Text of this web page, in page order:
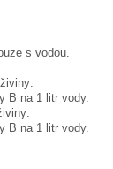
s vodou.
B na 1 litr vody.
B na 1 litr vody.